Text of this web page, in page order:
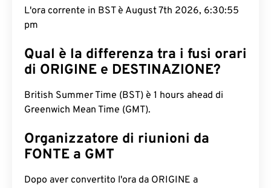
L'ora corrente in BST è August 7th 2026, 6:30:55
pm
Qual è la differenza tra i fusi orari
di ORIGINE e DESTINAZIONE?
British Summer Time (BST) è 1 hours ahead di
Greenwich Mean Time (GMT).
Organizzatore di riunioni da
FONTE a GMT
Dopo aver convertito l'ora da ORIGINE a